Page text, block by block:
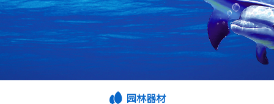
园林器材